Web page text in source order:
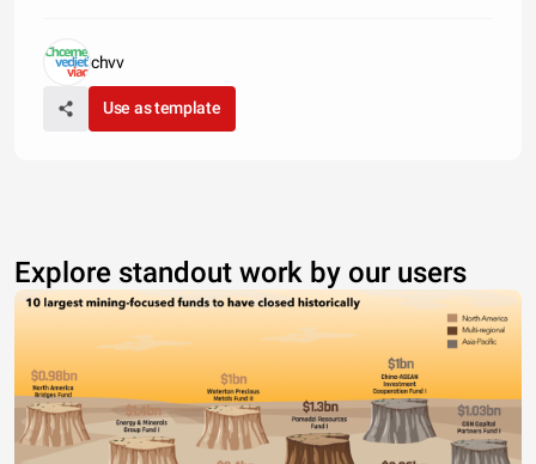
chvv
Use as template
Explore standout work by our users